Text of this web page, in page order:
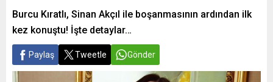
Burcu Kıratlı, Sinan Akçıl ile boşanmasının ardından ilk
kez konuştu! İşte detaylar…
Paylaş Tweetle Gönder